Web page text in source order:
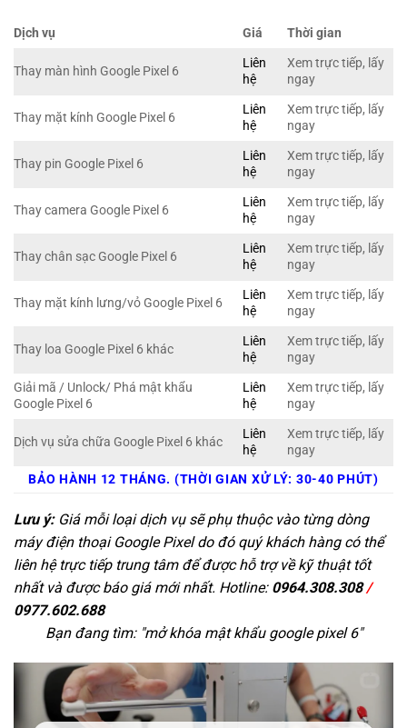
Dịch vụ Giá Thời gian
Thay màn hình Google Pixel 6
Liên
hệ
Xem trực tiếp, lấy
ngay
Thay mặt kính Google Pixel 6
Liên
hệ
Xem trực tiếp, lấy
ngay
Thay pin Google Pixel 6
Liên
hệ
Xem trực tiếp, lấy
ngay
Thay camera Google Pixel 6
Liên
hệ
Xem trực tiếp, lấy
ngay
Thay chân sạc Google Pixel 6
Liên
hệ
Xem trực tiếp, lấy
ngay
Thay mặt kính lưng/vỏ Google Pixel 6
Liên
hệ
Xem trực tiếp, lấy
ngay
Thay loa Google Pixel 6 khác
Liên
hệ
Xem trực tiếp, lấy
ngay
Giải mã / Unlock/ Phá mật khẩu
Google Pixel 6
Liên
hệ
Xem trực tiếp, lấy
ngay
Dịch vụ sửa chữa Google Pixel 6 khác
Liên
hệ
Xem trực tiếp, lấy
ngay
BẢO HÀNH 12 THÁNG. (THỜI GIAN XỬ LÝ: 30-40 PHÚT)
Lưu ý:Giá mỗi loại dịch vụ sẽ phụ thuộc vào từng dòng
máy điện thoại Google Pixel do đó quý khách hàng có thể
liên hệ trực tiếp trung tâm để được hỗ trợ về kỹ thuật tốt
nhất và được báo giá mới nhất. Hotline: 0964.308.308/
0977.602.688
Bạn đang tìm: "mở khóa mật khẩu google pixel 6"